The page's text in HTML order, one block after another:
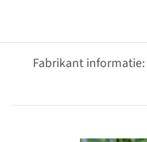
Fabrikant informatie: